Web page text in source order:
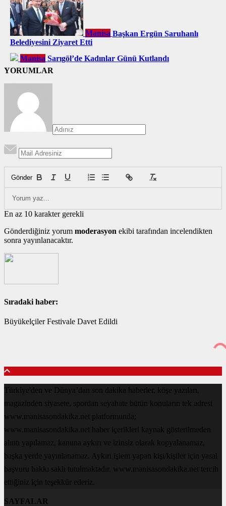
Manisa Başkan Ergün Saruhanlı
Belediyesini Ziyaret Etti
Manisa Sarıgöl’de Kadınlar Günü Kutlandı
YORUMLAR
Gönder
En az 10 karakter gerekli
Gönderdiğiniz yorum moderasyon ekibi tarafından incelendikten
sonra yayınlanacaktır.
Sıradaki haber:
Büyükelçiler Festivale Davet Edildi
Türkiye'den ve Dünya’dan son dakika haberler, köşe yazıları,
magazinden siyasete, spordan seyahate bütün konuların tek adresi
www.manisasondakika.net platformunda;
www.manisasondakika.net haber içerikleri kaynak gösterilmeden
alıntı yapılamaz, kanuna aykırı ve izinsiz olarak kopyalanamaz,
başka yerde yayınlanamaz. Aykırı işlem yapan kişi/kişiler için yasal
başvuru hakkı saklı tutulmaktadır. www.manisasondakika.net tercih
ettiğiniz için teşekkür ederiz.
SAYFALAR